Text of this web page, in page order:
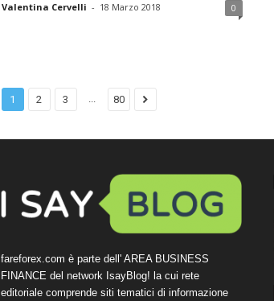
Valentina Cervelli - 18 Marzo 2018 0
1 2 3 80
fareforex.com è parte dell' AREA BUSINESS
FINANCE del network IsayBlog! la cui rete
editoriale comprende siti tematici di informazione